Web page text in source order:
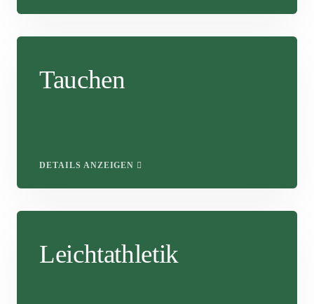
Tauchen
DETAILS ANZEIGEN
Leichtathletik